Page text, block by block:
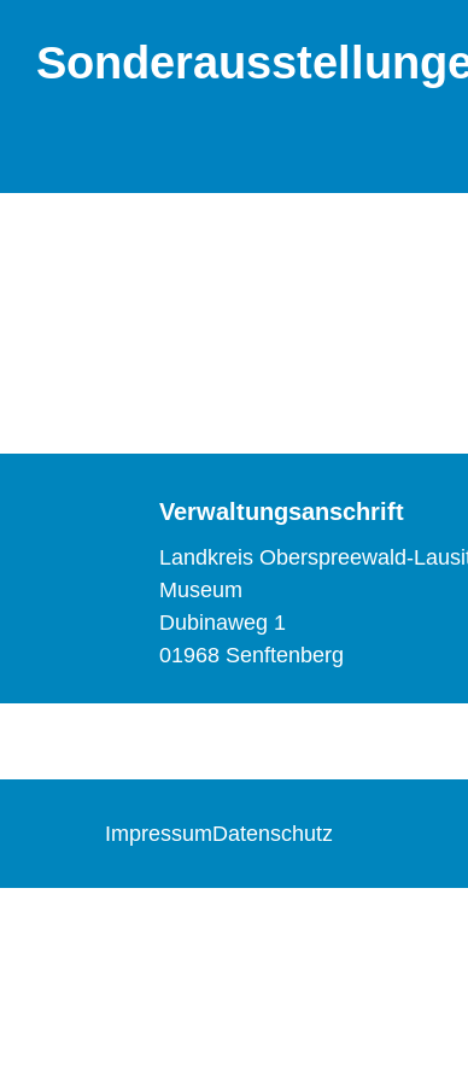
Verwaltungsanschrift
Landkreis Oberspreewald-
Museum
Dubinaweg 1
01968 Senftenberg
ImpressumDatenschutz